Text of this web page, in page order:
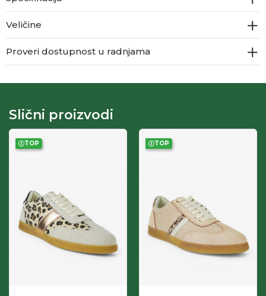
Veličine
Proveri dostupnost u radnjama
Slični proizvodi
TOP TOP